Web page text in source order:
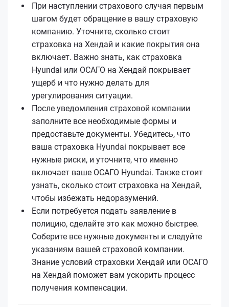
При наступлении страхового случая первым
шагом будет обращение в вашу страховую
компанию. Уточните, сколько стоит
страховка на Хендай и какие покрытия она
включает. Важно знать, как страховка
Hyundai или ОСАГО на Хендай покрывает
ущерб и что нужно делать для
урегулирования ситуации.
После уведомления страховой компании
заполните все необходимые формы и
предоставьте документы. Убедитесь, что
ваша страховка Hyundai покрывает все
нужные риски, и уточните, что именно
включает ваше ОСАГО Hyundai. Также стоит
узнать, сколько стоит страховка на Хендай,
чтобы избежать недоразумений.
Если потребуется подать заявление в
полицию, сделайте это как можно быстрее.
Соберите все нужные документы и следуйте
указаниям вашей страховой компании.
Знание условий страховки Хендай или ОСАГО
на Хендай поможет вам ускорить процесс
получения компенсации.